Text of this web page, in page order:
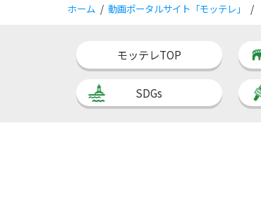
ホーム 動画ポータルサイト「モッテレ」
モッテレTOP
SDGs